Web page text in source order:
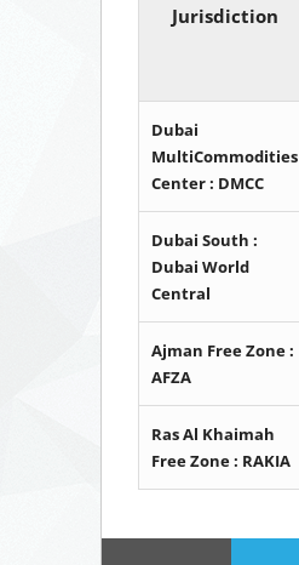
Jurisdiction
Dubai
MultiCommodities
Center : DMCC
Dubai South :
Dubai World
Central
Ajman Free Zone :
AFZA
Ras Al Khaimah
Free Zone : RAKIA